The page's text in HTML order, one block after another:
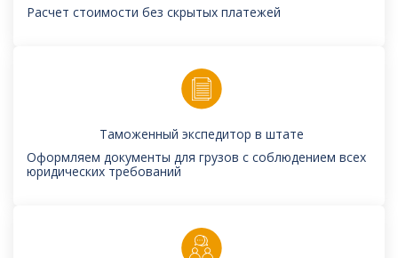
Расчет стоимости без скрытых платежей
Таможенный экспедитор в штате
Оформляем документы для грузов с соблюдением всех
юридических требований